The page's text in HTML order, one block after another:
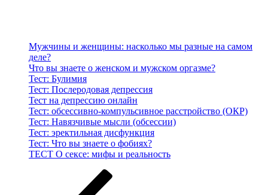
Мужчины и женщины: насколько мы разные на самом
деле?
Что вы знаете о женском и мужском оргазме?
Тест: Булимия
Тест: Послеродовая депрессия
Тест на депрессию онлайн
Тест: обсессивно-компульсивное расстройство (ОКР)
Тест: Навязчивые мысли (обсессии)
Тест: эректильная дисфункция
Тест: Что вы знаете о фобиях?
ТЕСТ О сексе: мифы и реальность